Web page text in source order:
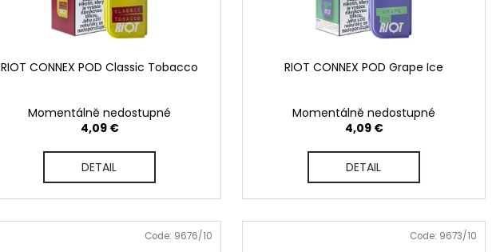
RIOT CONNEX POD Classic Tobacco
Momentálně nedostupné
4,09 €
DETAIL
RIOT CONNEX POD Grape Ice
Momentálně nedostupné
4,09 €
DETAIL
Code: 9676/10 Code: 9673/10